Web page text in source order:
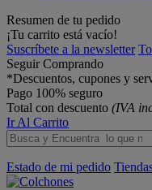
Resumen de tu pedido
¡Tu carrito está vacío!
Suscríbete a la newsletter
Seguir Comprando
*Descuentos, cupones y
Pago 100% seguro
Total con descuento (IVA
Ir Al Carrito
Estado de mi pedido